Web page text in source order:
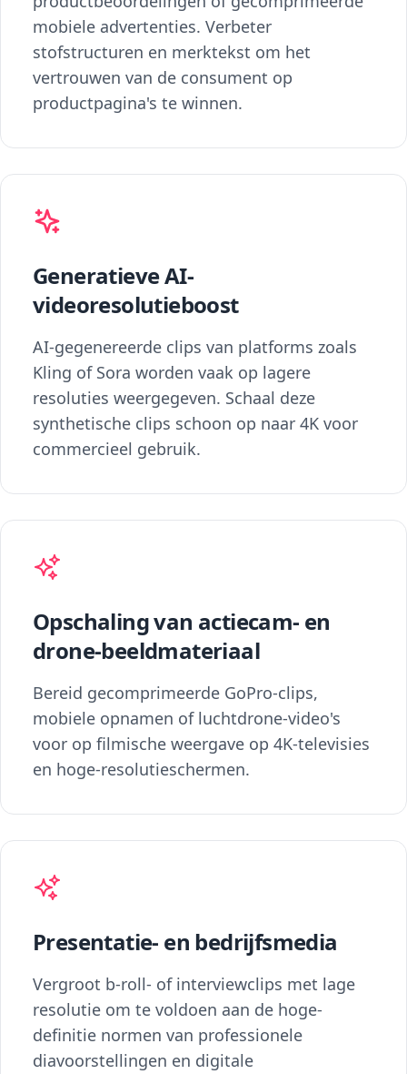
mobiele advertenties. Verbeter
stofstructuren en merktekst om het
vertrouwen van de consument op
productpagina's te winnen.
Generatieve AI-
videoresolutieboost
AI-gegenereerde clips van platforms zoals
Kling of Sora worden vaak op lagere
resoluties weergegeven. Schaal deze
synthetische clips schoon op naar 4K voor
commercieel gebruik.
Opschaling van actiecam- en
drone-beeldmateriaal
Bereid gecomprimeerde GoPro-clips,
mobiele opnamen of luchtdrone-video's
voor op filmische weergave op 4K-televisies
en hoge-resolutieschermen.
Presentatie- en bedrijfsmedia
Vergroot b-roll- of interviewclips met lage
resolutie om te voldoen aan de hoge-
definitie normen van professionele
diavoorstellingen en digitale